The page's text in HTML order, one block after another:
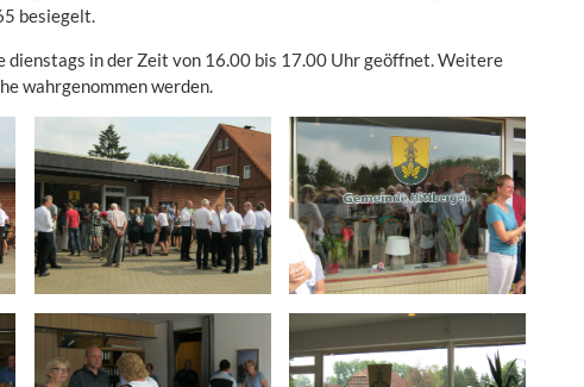
besiegelt.
dienstags in der Zeit von 16.00 bis 17.00 Uhr geöffnet. Weitere
wahrgenommen werden.